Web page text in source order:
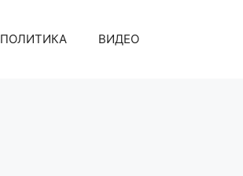
ПОЛИТИКА ВИДЕО